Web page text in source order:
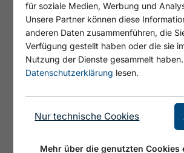
©
für soziale Medien, Werbung und
Unsere Partner können diese
anderen Daten zusammenführen, die
Verfügung gestellt haben oder die sie
Nutzung der Dienste gesammelt haben.
Datenschutzerklärung lesen.
Nur technische Cookies
Mehr über die genutzten Cookies